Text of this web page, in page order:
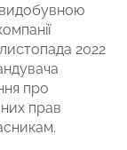
2022
про
прав